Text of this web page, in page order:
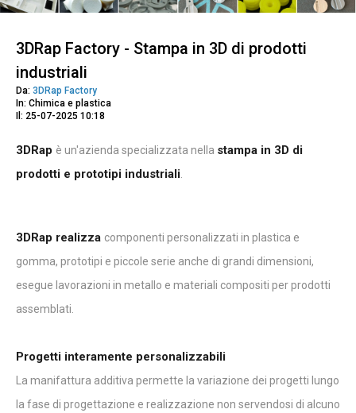
3DRap Factory - Stampa in 3D di prodotti
industriali
Da: 3DRap Factory
In: Chimica e plastica
Il: 25-07-2025 10:18
3DRap è un'azienda specializzata nella stampa in 3D di
prodotti e prototipi industriali.
3DRap realizza componenti personalizzati in plastica e
gomma, prototipi e piccole serie anche di grandi dimensioni,
esegue lavorazioni in metallo e materiali compositi per prodotti
assemblati.
Progetti interamente personalizzabili
La manifattura additiva permette la variazione dei progetti lungo
la fase di progettazione e realizzazione non servendosi di alcuno